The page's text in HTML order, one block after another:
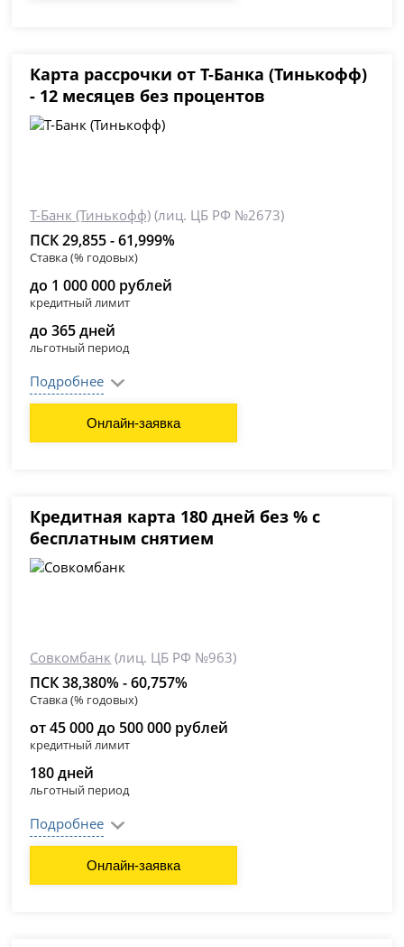
Карта рассрочки от Т-Банка (Тинькофф)
- 12 месяцев без процентов
Т-Банк (Тинькофф) (лиц. ЦБ РФ №2673)
ПСК 29,855 - 61,999%
Ставка (% годовых)
до 1 000 000 рублей
кредитный лимит
до 365 дней
льготный период
Подробнее
Онлайн-заявка
Кредитная карта 180 дней без % с
бесплатным снятием
Совкомбанк (лиц. ЦБ РФ №963)
ПСК 38,380% - 60,757%
Ставка (% годовых)
от 45 000 до 500 000 рублей
кредитный лимит
180 дней
льготный период
Подробнее
Онлайн-заявка